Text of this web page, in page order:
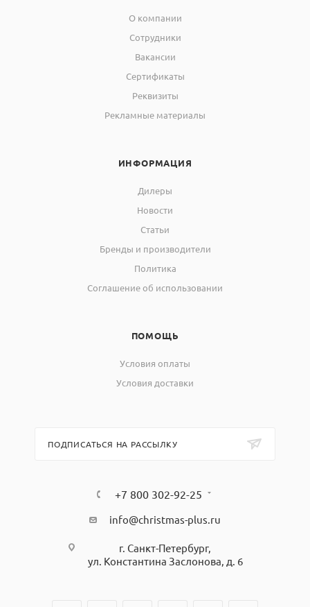
О компании
Сотрудники
Вакансии
Сертификаты
Реквизиты
Рекламные материалы
ИНФОРМАЦИЯ
Дилеры
Новости
Статьи
Бренды и производители
Политика
Соглашение об использовании
ПОМОЩЬ
Условия оплаты
Условия доставки
ПОДПИСАТЬСЯ НА РАССЫЛКУ
+7 800 302-92-25
info@christmas-plus.ru
г. Санкт-Петербург,
ул. Константина Заслонова, д. 6